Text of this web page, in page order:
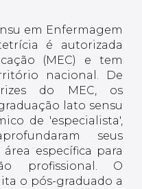
em Enfermagem
é autorizada
(MEC) e tem
nacional. De
do MEC, os
lato sensu
de 'especialista',
seus
específica para
profissional. O
o pós-graduado a